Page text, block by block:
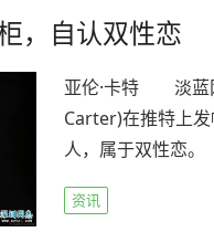
，自认双性恋
亚伦·卡特 淡蓝
Carter)在推特上
人，属于双性恋
资讯